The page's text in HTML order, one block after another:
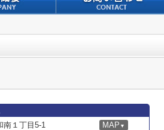
南１丁目5-1 MAP ▼